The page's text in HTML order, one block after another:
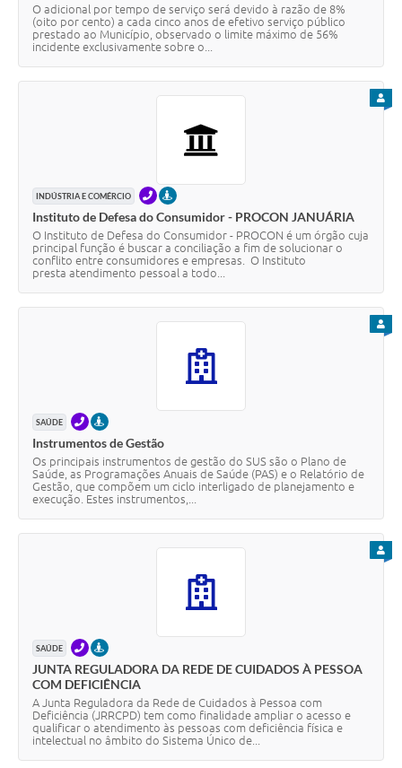
O adicional por tempo de serviço será devido à razão de 8%
(oito por cento) a cada cinco anos de efetivo serviço público
prestado ao Município, observado o limite máximo de 56%
incidente exclusivamente sobre o...
INDÚSTRIA E COMÉRCIO TELEFONEPRESENCIAL
Instituto de Defesa do Consumidor - PROCON JANUÁRIA
O Instituto de Defesa do Consumidor - PROCON é um órgão cuja
principal função é buscar a conciliação a fim de solucionar o
conflito entre consumidores e empresas. O Instituto
presta atendimento pessoal a todo...
SAÚDE TELEFONEPRESENCIAL
Instrumentos de Gestão
Os principais instrumentos de gestão do SUS são o Plano de
Saúde, as Programações Anuais de Saúde (PAS) e o Relatório de
Gestão, que compõem um ciclo interligado de planejamento e
execução. Estes instrumentos,...
SAÚDE TELEFONEPRESENCIAL
JUNTA REGULADORA DA REDE DE CUIDADOS À PESSOA
COM DEFICIÊNCIA
A Junta Reguladora da Rede de Cuidados à Pessoa com
Deficiência (JRRCPD) tem como finalidade ampliar o acesso e
qualificar o atendimento às pessoas com deficiência física e
intelectual no âmbito do Sistema Único de...